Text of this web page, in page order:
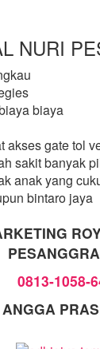
NURI
biaya
akses gate tol
sakit banyak
anak yang
bintaro jaya
0813-1058-
ANGGA